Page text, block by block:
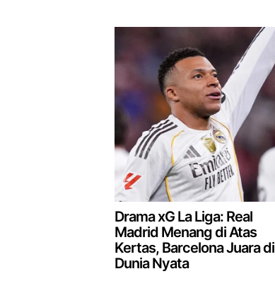
Drama xG La Liga: Real
Madrid Menang di Atas
Kertas, Barcelona Juara di
Dunia Nyata